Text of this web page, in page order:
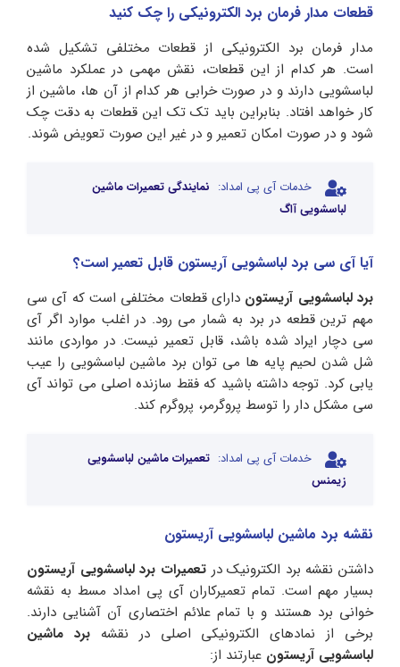
قطعات مدار فرمان برد الکترونیکی را چک کنید
مدار فرمان برد الکترونیکی از قطعات مختلفی تشکیل شده
است. هر کدام از این قطعات، نقش مهمی در عملکرد ماشین
لباسشویی دارند و در صورت خرابی هر کدام از آن ها، ماشین از
کار خواهد افتاد. بنابراین باید تک تک این قطعات به دقت چک
شود و در صورت امکان تعمیر و در غیر این صورت تعویض شوند.
خدمات آی پی امداد: نمایندگی تعمیرات ماشین
لباسشویی آاگ
آیا آی سی برد لباسشویی آریستون قابل تعمیر است؟
برد لباسشویی آریستون دارای قطعات مختلفی است که آی سی
مهم ترین قطعه در برد به شمار می رود. در اغلب موارد اگر آی
سی دچار ایراد شده باشد، قابل تعمیر نیست. در مواردی مانند
شل شدن لحیم پایه ها می توان برد ماشین لباسشویی را عیب
یابی کرد. توجه داشته باشید که فقط سازنده اصلی می تواند آی
سی مشکل دار را توسط پروگرمر، پروگرم کند.
خدمات آی پی امداد: تعمیرات ماشین لباسشویی
زیمنس
نقشه برد ماشین لباسشویی آریستون
داشتن نقشه برد الکترونیک در تعمیرات برد لباسشویی آریستون
بسیار مهم است. تمام تعمیرکاران آی پی امداد مسط به نقشه
خوانی برد هستند و با تمام علائم اختصاری آن آشنایی دارند.
برخی از نمادهای الکترونیکی اصلی در نقشهبرد ماشین
لباسشویی آریستون عبارتند از: